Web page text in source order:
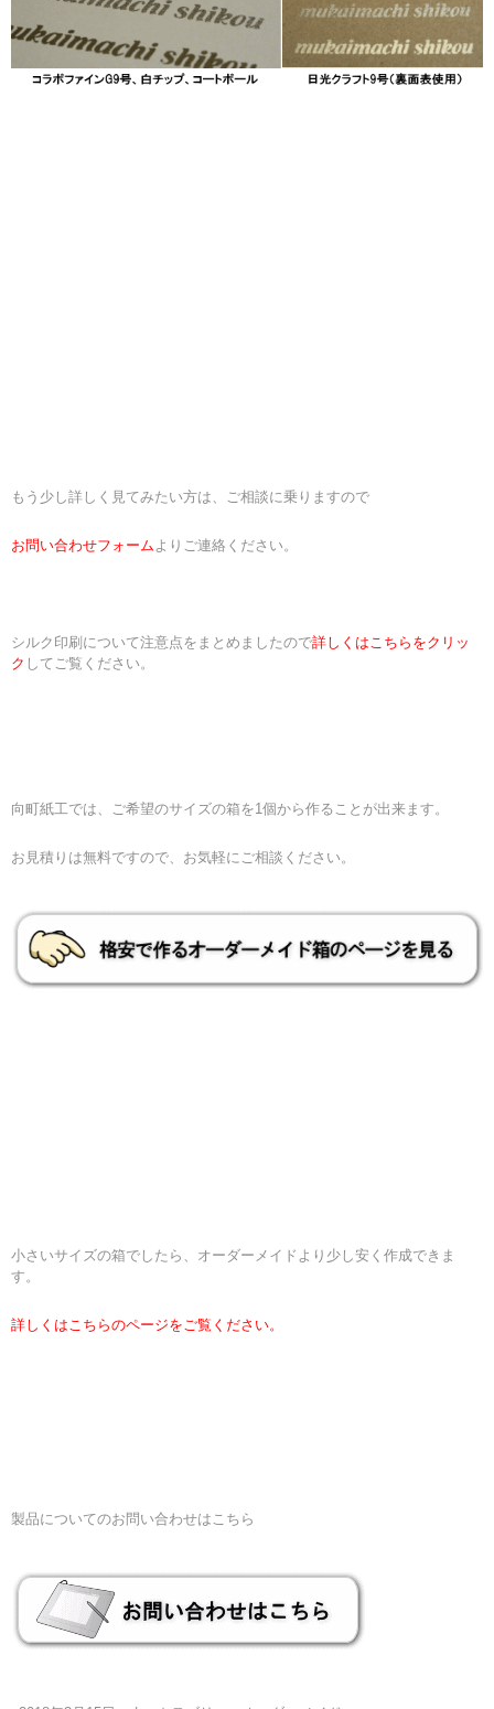
もう少し詳しく見てみたい方は、ご相談に乗りますので
お問い合わせフォーム よりご連絡ください。
シルク印刷について注意点をまとめましたので詳しくはこちらをクリッ
ク してご覧ください。
向町紙工では、ご希望のサイズの箱を1個から作ることが出来ます。
お見積りは無料ですので、お気軽にご相談ください。
小さいサイズの箱でしたら、オーダーメイドより少し安く作成できま
す。
詳しくはこちらのページをご覧ください。
製品についてのお問い合わせはこちら